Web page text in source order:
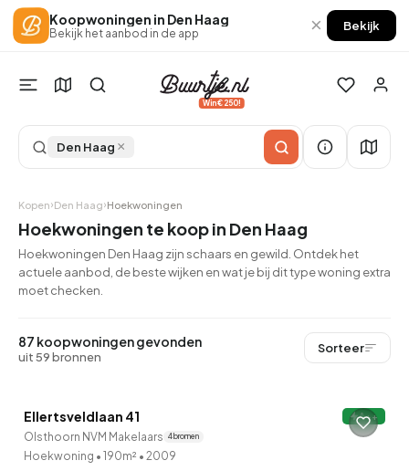
Koopwoningen in Den Haag
Bekijk het aanbod in de app × Bekijk
Win €250!
Den Haag ×
Kopen Den Haag Hoekwoningen
Hoekwoningen te koop in Den Haag
Hoekwoningen Den Haag zijn schaars en gewild. Ontdek het
actuele aanbod, de beste wijken en wat je bij dit type woning extra
moet checken.
87 koopwoningen gevonden
uit 59 bronnen
Sorteer
Ellertsveldlaan 41 A++
Olsthoorn NVM Makelaars 4 bronnen
Hoekwoning • 190m² • 2009